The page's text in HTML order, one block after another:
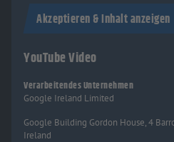
Akzeptieren & Inhalt anzeigen
YouTube Video
Verarbeitendes Unternehmen
Google Ireland Limited
Google Building Gordon House, 4
Ireland